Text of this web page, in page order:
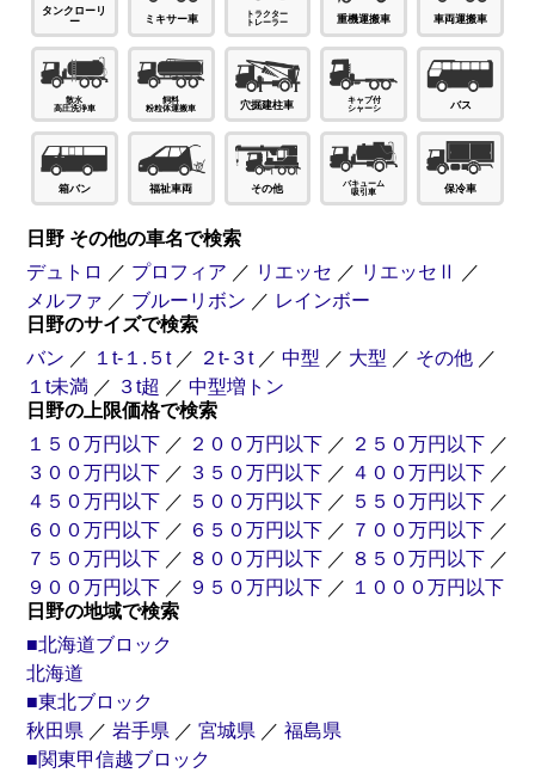
タンクローリ
ー
ミキサー車 重機運搬車 車両運搬車
穴掘建柱車 バス
箱バン 福祉車両 その他 保冷車
日野 その他の車名で検索
デュトロ ／ プロフィア ／ リエッセ ／ リエッセⅡ
／
メルファ ／ ブルーリボン ／ レインボー
日野のサイズで検索
バン ／ １t-１.５t ／ ２t-３t ／ 中型 ／ 大型 ／ その他 ／
１t未満 ／ ３t超 ／ 中型増トン
日野の上限価格で検索
１５０万円以下 ／ ２００万円以下 ／ ２５０万円以下 ／
３００万円以下 ／ ３５０万円以下 ／ ４００万円以下 ／
４５０万円以下 ／ ５００万円以下 ／ ５５０万円以下 ／
６００万円以下 ／ ６５０万円以下 ／ ７００万円以下 ／
７５０万円以下 ／ ８００万円以下 ／ ８５０万円以下 ／
９００万円以下 ／ ９５０万円以下 ／ １０００万円以下
日野の地域で検索
■北海道ブロック
北海道
■東北ブロック
秋田県 ／ 岩手県 ／ 宮城県 ／ 福島県
■関東甲信越ブロック